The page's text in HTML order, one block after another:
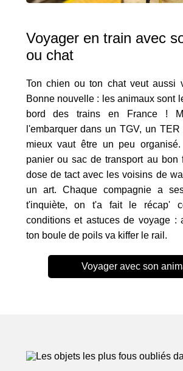
Voyager en train avec
ou chat
Ton chien ou ton chat veut aussi
Bonne nouvelle : les animaux sont
bord des trains en France !
l'embarquer dans un TGV, un
mieux vaut être un peu
panier ou sac de transport au bon
dose de tact avec les voisins de
un art. Chaque compagnie a
t'inquiète, on t'a fait le récap'
conditions et astuces de voyage :
ton boule de poils va kiffer le rail.
Voyager avec son